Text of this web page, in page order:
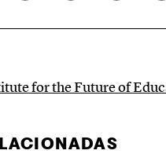
for the Future of